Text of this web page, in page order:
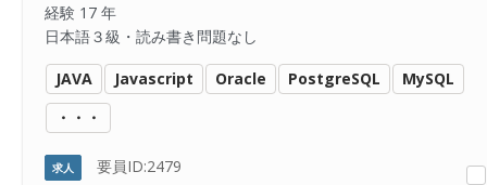
経験 17 年
日本語３級・読み書き問題なし
JAVA Javascript Oracle PostgreSQL
MySQL
・・・
求人 要員ID:2479